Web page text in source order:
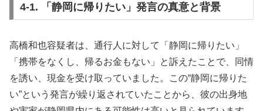
4-1. 「静岡に帰りたい」発言の真意と背景
高橋和也容疑者は、通行人に対して「静岡に帰りたい」
「携帯をなくし、帰るお金もない」と訴えたことで、同情
を誘い、現金を受け取っていました。この“静岡に帰りた
い”という発言が繰り返されていたことから、彼の出身地